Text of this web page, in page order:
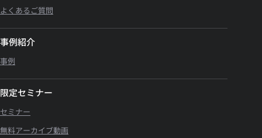
よくあるご質問
事例紹介
事例
限定セミナー
セミナー
無料アーカイブ動画